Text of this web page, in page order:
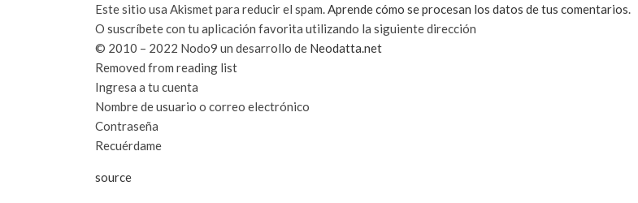
Este sitio usa Akismet para reducir el spam.Aprende cómo se procesan los datos de tus comentarios.
O suscríbete con tu aplicación favorita utilizando la siguiente dirección
© 2010 – 2022 Nodo9 un desarrollo de Neodatta.net
Removed from reading list
Ingresa a tu cuenta
Nombre de usuario o correo electrónico
Contraseña
Recuérdame
source